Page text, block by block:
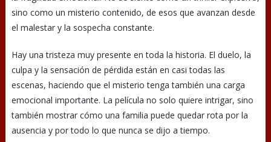
sino como un misterio contenido, de esos que avanzan desde
el malestar y la sospecha constante.
Hay una tristeza muy presente en toda la historia. El duelo, la
culpa y la sensación de pérdida están en casi todas las
escenas, haciendo que el misterio tenga también una carga
emocional importante. La película no solo quiere intrigar, sino
también mostrar cómo una familia puede quedar rota por la
ausencia y por todo lo que nunca se dijo a tiempo.